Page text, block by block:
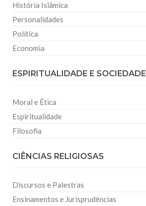
História Islâmica
Personalidades
Política
Economia
ESPIRITUALIDADE E SOCIEDADE
Moral e Ética
Espiritualidade
Filosofia
CIÊNCIAS RELIGIOSAS
Discursos e Palestras
Ensinamentos e Jurisprudências